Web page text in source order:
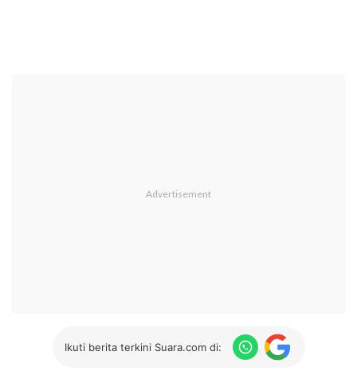
Ikuti berita terkini Suara.com di: